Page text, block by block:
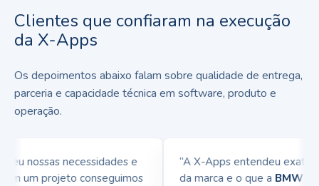
Clientes que confiaram na execução
da X-Apps
Os depoimentos abaixo falam sobre qualidade de entrega,
parceria e capacidade técnica em software, produto e
operação.
nossas necessidades e
um projeto conseguimos
“A X-Apps entendeu
da marca e o que aBMW